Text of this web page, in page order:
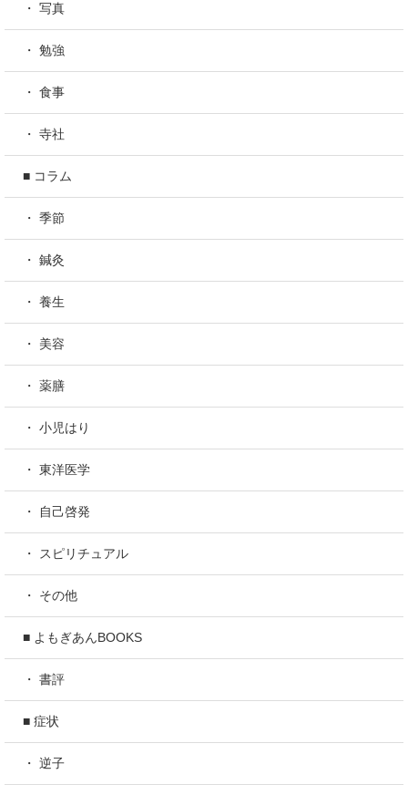
・ 写真
・ 勉強
・ 食事
・ 寺社
■ コラム
・ 季節
・ 鍼灸
・ 養生
・ 美容
・ 薬膳
・ 小児はり
・ 東洋医学
・ 自己啓発
・ スピリチュアル
・ その他
■ よもぎあんBOOKS
・ 書評
■ 症状
・ 逆子